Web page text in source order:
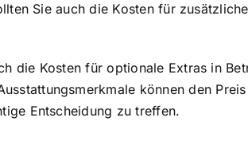
Sie auch die Kosten für
die Kosten für optionale Extras in
können den
Entscheidung zu treffen.